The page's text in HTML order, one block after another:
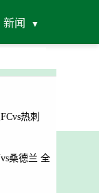
新闻
热刺
桑德兰 全